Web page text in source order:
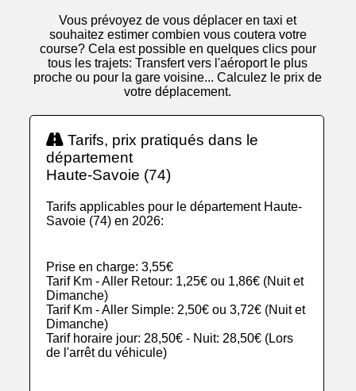
Vous prévoyez de vous déplacer en taxi et
souhaitez estimer combien vous coutera votre
course? Cela est possible en quelques clics pour
tous les trajets: Transfert vers l'aéroport le plus
proche ou pour la gare voisine... Calculez le prix de
votre déplacement.
Tarifs, prix pratiqués dans le
département
Haute-Savoie (74)
Tarifs applicables pour le département Haute-
Savoie (74) en 2026:
Prise en charge: 3,55€
Tarif Km - Aller Retour: 1,25€ ou 1,86€ (Nuit et
Dimanche)
Tarif Km - Aller Simple: 2,50€ ou 3,72€ (Nuit et
Dimanche)
Tarif horaire jour: 28,50€ - Nuit: 28,50€ (Lors
de l'arrêt du véhicule)